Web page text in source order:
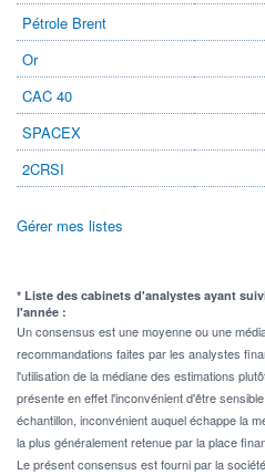
Pétrole Brent
Or
CAC 40
SPACEX
2CRSI
Gérer mes listes
* Liste des cabinets d'analystes ayant
l'année :
Un consensus est une moyenne ou une
recommandations faites par les analystes
l'utilisation de la médiane des estimations
présente en effet l'inconvénient d'être
échantillon, inconvénient auquel échappe la
la plus généralement retenue par la place
Le présent consensus est fourni par la